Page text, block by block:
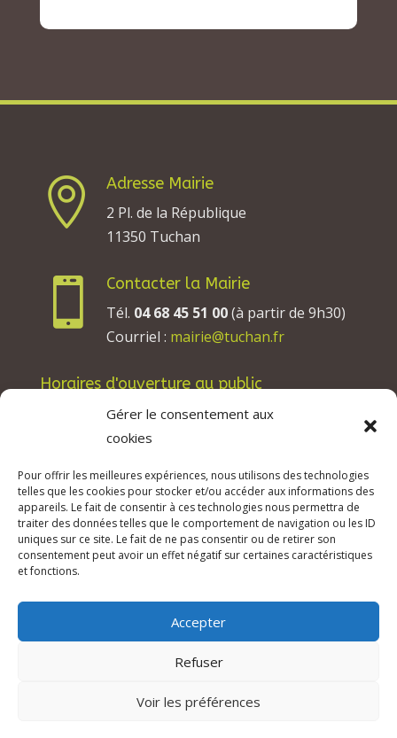
Gérer le consentement aux
cookies
Pour offrir les meilleures expériences, nous utilisons des technologies
telles que les cookies pour stocker et/ou accéder aux informations des
appareils. Le fait de consentir à ces technologies nous permettra de
traiter des données telles que le comportement de navigation ou les ID
uniques sur ce site. Le fait de ne pas consentir ou de retirer son
consentement peut avoir un effet négatif sur certaines caractéristiques
et fonctions.
Accepter
Refuser
Voir les préférences

Adresse Mairie
2 Pl. de la République
11350 Tuchan

Contacter la Mairie
Tél. 04 68 45 51 00(à partir de 9h30)
Courriel : mairie@tuchan.fr
Horaires d'ouverture au public
Les lundis, mardis et jeudis : de 8h à 12h et de
13h30 à 17h30.
Les vendredis : de 8h à 12h.
© 2026 Mairie de Tuchan | Site Internet réalisé
Mentions légales & Crédits–RGPD Protection
des données